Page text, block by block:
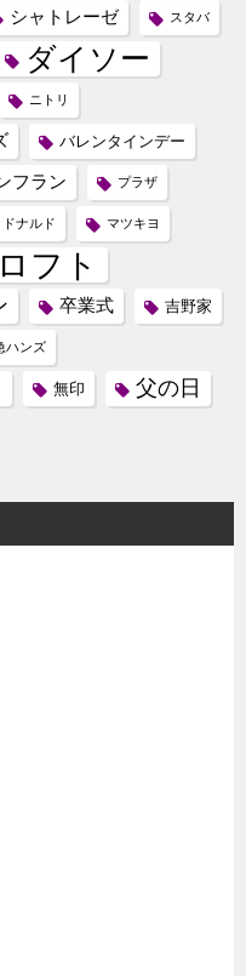
シャトレーゼ スタバ
ダイソー
ニトリ
バレンタインデー
フラン プラザ
ナルド マツキヨ
ロフト
卒業式 吉野家
ハンズ
無印 父の日